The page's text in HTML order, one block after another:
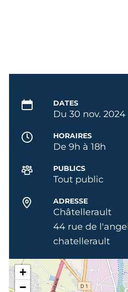
DATES
Du 30 nov.
HORAIRES
De 9h à 18h
PUBLICS
Tout public
ADRESSE
Châtellerault
44 rue de
chatellerault
+
−